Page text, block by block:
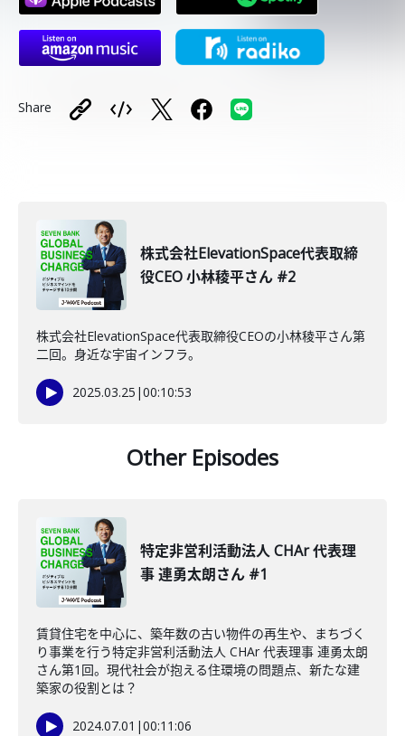
Share
株式会社ElevationSpace代表取締
役CEO 小林稜平さん #2
株式会社ElevationSpace代表取締役CEOの小林稜平さん第
二回。身近な宇宙インフラ。
2025.03.25 |00:10:53
Other Episodes
特定非営利活動法人 CHAr 代表理
事 連勇太朗さん #1
賃貸住宅を中心に、築年数の古い物件の再生や、まちづく
り事業を行う特定非営利活動法人 CHAr 代表理事 連勇太朗
さん第1回。現代社会が抱える住環境の問題点、新たな建
築家の役割とは？
2024.07.01 |00:11:06